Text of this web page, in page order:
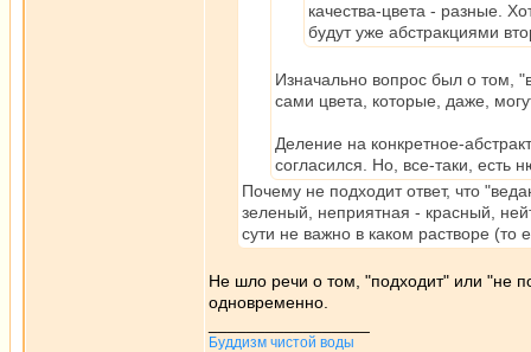
качества-цвета - разные.
будут уже абстракциями
Изначально вопрос был о том,
сами цвета, которые, даже,
Деление на конкретное-
согласился. Но, все-таки, есть
Почему не подходит ответ, что
зеленый, неприятная - красный,
сути не важно в каком растворе (то
Не шло речи о том, "подходит" или "не
одновременно.
Буддизм чистой воды